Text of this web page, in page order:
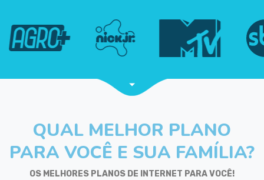
QUAL MELHOR PLANO
PARA VOCÊ E SUA FAMÍLIA?
OS MELHORES PLANOS DE INTERNET PARA VOCÊ!